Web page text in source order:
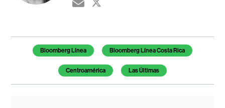
Temas de este artículo
Bloomberg Línea Bloomberg Línea Costa Rica
Centroamérica Las Últimas